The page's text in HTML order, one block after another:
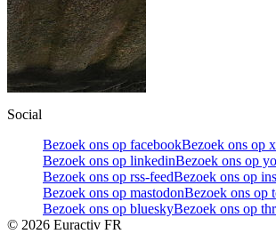
Social
Bezoek ons op facebookBezoek ons op x
Bezoek ons op linkedinBezoek ons op
Bezoek ons op rss-feedBezoek ons op
Bezoek ons op mastodonBezoek ons op
Bezoek ons op blueskyBezoek ons op
© 2026 Euractiv FR